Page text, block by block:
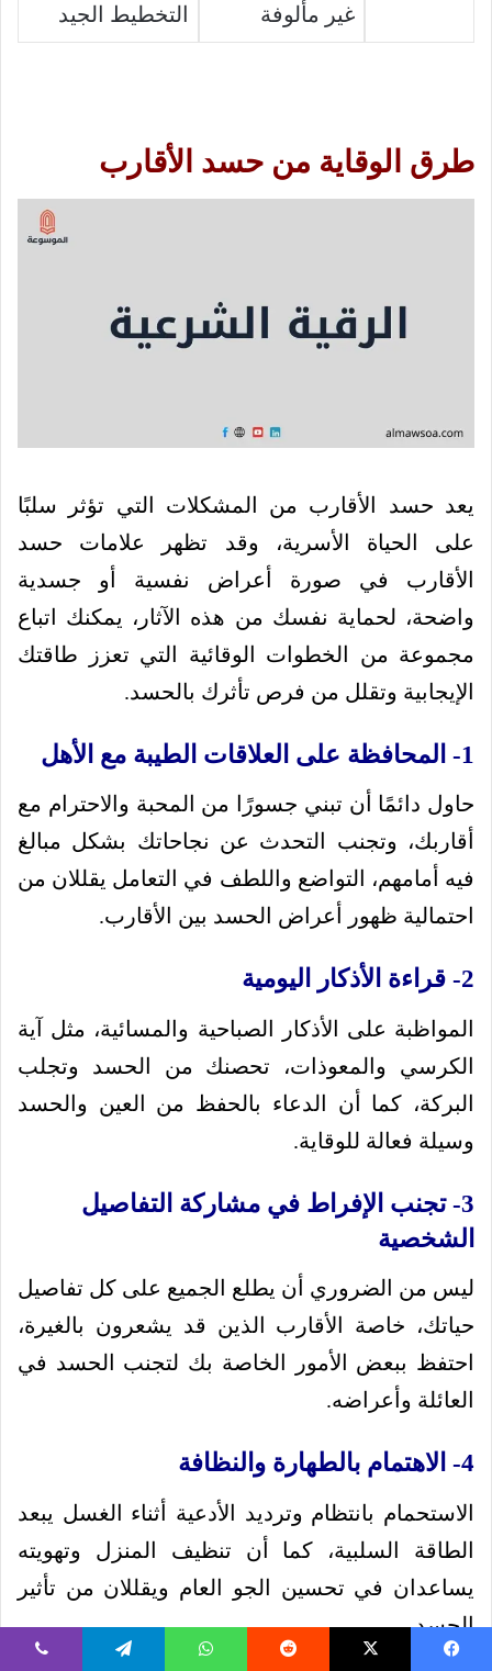
غير مألوفة
التخطيط الجيد
طرق الوقاية من حسد الأقارب
يعد حسد الأقارب من المشكلات التي تؤثر سلبًا
على الحياة الأسرية، وقد تظهر علامات حسد
الأقارب في صورة أعراض نفسية أو جسدية
واضحة، لحماية نفسك من هذه الآثار، يمكنك اتباع
مجموعة من الخطوات الوقائية التي تعزز طاقتك
الإيجابية وتقلل من فرص تأثرك بالحسد.
1- المحافظة على العلاقات الطيبة مع الأهل
حاول دائمًا أن تبني جسورًا من المحبة والاحترام مع
أقاربك، وتجنب التحدث عن نجاحاتك بشكل مبالغ
فيه أمامهم، التواضع واللطف في التعامل يقللان من
احتمالية ظهور أعراض الحسد بين الأقارب.
2- قراءة الأذكار اليومية
المواظبة على الأذكار الصباحية والمسائية، مثل آية
الكرسي والمعوذات، تحصنك من الحسد وتجلب
البركة، كما أن الدعاء بالحفظ من العين والحسد
وسيلة فعالة للوقاية.
3- تجنب الإفراط في مشاركة التفاصيل
الشخصية
ليس من الضروري أن يطلع الجميع على كل تفاصيل
حياتك، خاصة الأقارب الذين قد يشعرون بالغيرة،
احتفظ ببعض الأمور الخاصة بك لتجنب الحسد في
العائلة وأعراضه.
4- الاهتمام بالطهارة والنظافة
الاستحمام بانتظام وترديد الأدعية أثناء الغسل يبعد
الطاقة السلبية، كما أن تنظيف المنزل وتهويته
يساعدان في تحسين الجو العام ويقللان من تأثير
الحسد.